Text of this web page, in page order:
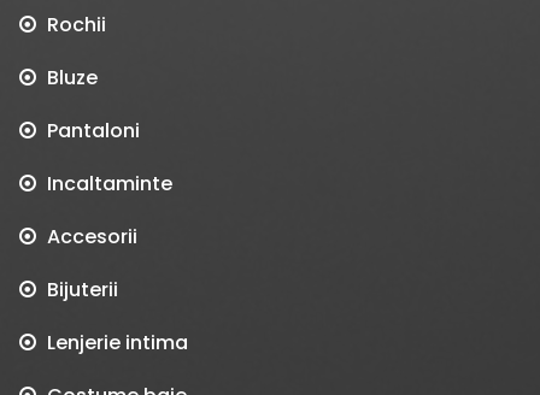
Rochii
Bluze
Pantaloni
Incaltaminte
Accesorii
Bijuterii
Lenjerie intima